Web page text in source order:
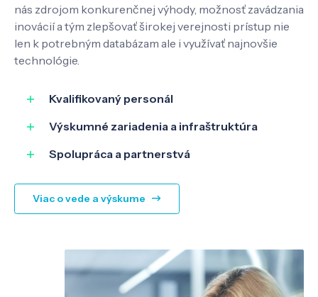
nás zdrojom konkurenčnej výhody, možnosť zavádzania
inovácií a tým zlepšovať širokej verejnosti prístup nie
len k potrebným databázam ale i využívať najnovšie
technológie.
Kvalifikovaný personál
Výskumné zariadenia a infraštruktúra
Spolupráca a partnerstvá
Viac o vede a výskume